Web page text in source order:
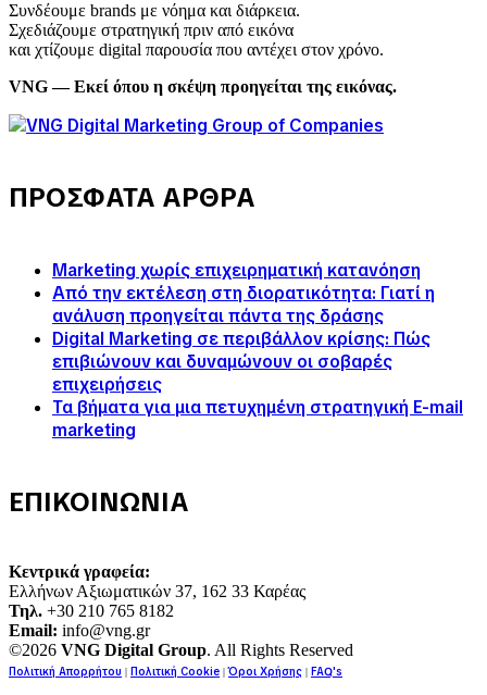
Συνδέουμε brands με νόημα και διάρκεια.
Σχεδιάζουμε στρατηγική πριν από εικόνα
και χτίζουμε digital παρουσία που αντέχει στον χρόνο.
VNG — Εκεί όπου η σκέψη προηγείται της εικόνας.
ΠΡΟΣΦΑΤΑ ΑΡΘΡΑ
Marketing χωρίς επιχειρηματική κατανόηση
Από την εκτέλεση στη διορατικότητα: Γιατί η
ανάλυση προηγείται πάντα της δράσης
Digital Marketing σε περιβάλλον κρίσης: Πώς
επιβιώνουν και δυναμώνουν οι σοβαρές
επιχειρήσεις
Τα βήματα για μια πετυχημένη στρατηγική E-mail
marketing
ΕΠΙΚΟΙΝΩΝΙΑ
Κεντρικά γραφεία:
Ελλήνων Αξιωματικών 37, 162 33 Καρέας
Τηλ. +30 210 765 8182
Email: info@vng.gr
©2026 VNG Digital Group. All Rights Reserved
Πολιτική Απορρήτου | Πολιτική Cookie |Όροι Χρήσης | FAQ's